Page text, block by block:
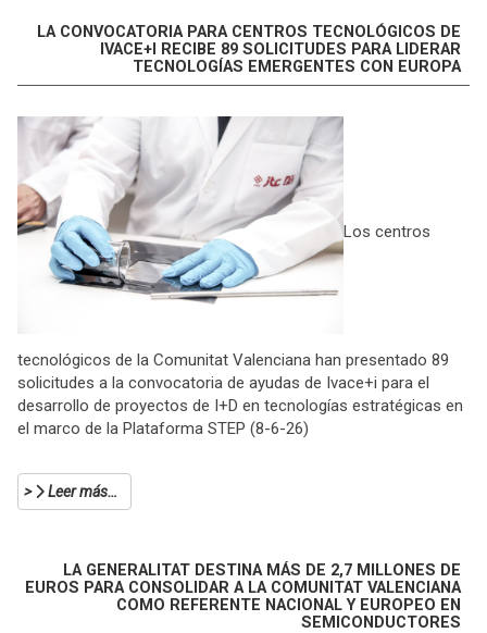
LA CONVOCATORIA PARA CENTROS TECNOLÓGICOS DE
IVACE+I RECIBE 89 SOLICITUDES PARA LIDERAR
TECNOLOGÍAS EMERGENTES CON EUROPA
Los centros
tecnológicos de la Comunitat Valenciana han presentado 89
solicitudes a la convocatoria de ayudas de Ivace+i para el
desarrollo de proyectos de I+D en tecnologías estratégicas en
el marco de la Plataforma STEP (8-6-26)
Leer más…
LA GENERALITAT DESTINA MÁS DE 2,7 MILLONES DE
EUROS PARA CONSOLIDAR A LA COMUNITAT VALENCIANA
COMO REFERENTE NACIONAL Y EUROPEO EN
SEMICONDUCTORES